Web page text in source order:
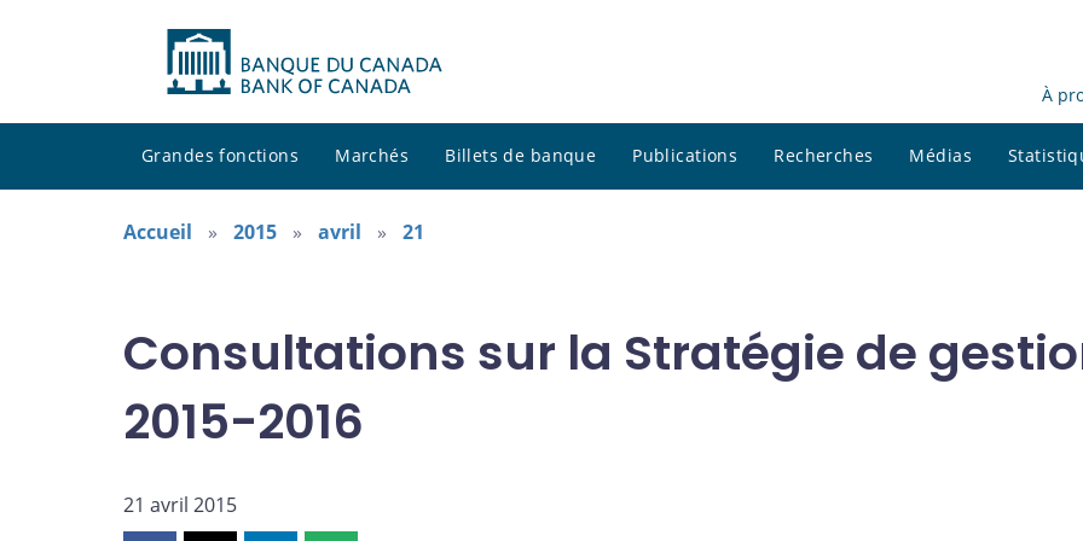
À
Grandes fonctions Marchés Billets de banque Publications Recherches Médias
Accueil 2015 avril 21
Consultations sur la Stratégie de
2015-2016
21 avril 2015